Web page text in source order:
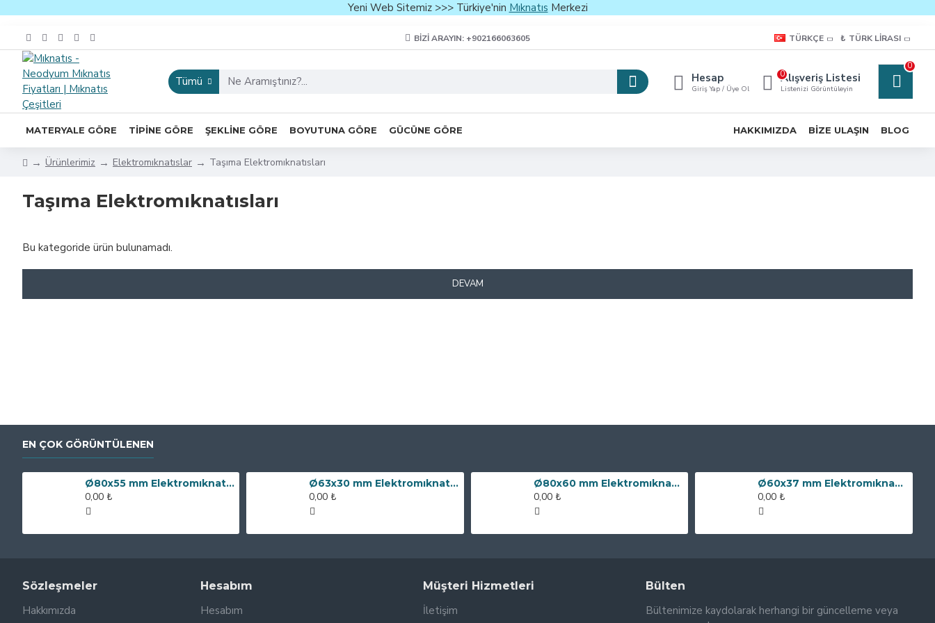
Yeni Web Sitemiz >>> Türkiye'nin Mıknatıs Merkezi
BIZI ARAYIN: +902166063605 TÜRKÇE ₺ TÜRK LIRASI
Tümü Hesap
Giriş Yap / Üye Ol
Alışveriş Listesi
Listenizi Görüntüleyin
0
0
MATERYALE GÖRE TIPINE GÖRE ŞEKLINE GÖRE BOYUTUNA GÖRE GÜCÜNE GÖRE HAKKIMIZDA BIZE ULAŞIN BLOG
Ürünlerimiz Elektromıknatıslar Taşıma Elektromıknatısları
Taşıma Elektromıknatısları
Bu kategoride ürün bulunamadı.
DEVAM
EN ÇOK GÖRÜNTÜLENEN
Ø80x55 mm Elektromıknatıs - 250 kg Çekim Gücü
0,00 ₺
Ø63x30 mm Elektromıknatıs - 100 kg Çekim Gücü
0,00 ₺
Ø80x60 mm Elektromıknatıs - 240 kg Çekim Gücü
0,00 ₺
Ø60x37 mm Elektromıknatıs - 100 kg Çekim Gücü
0,00 ₺
Sözleşmeler
Hakkımızda
Hesabım
Hesabım
Müşteri Hizmetleri
İletişim
Bülten
Bültenimize kaydolarak herhangi bir güncelleme veya